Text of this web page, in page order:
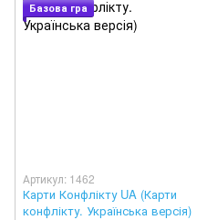
Базова гра
Артикул: 1462
Карти Конфлікту UA (Карти
конфлікту. Українська версія)